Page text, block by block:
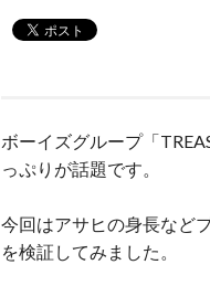
ボーイズグループ「
っぷりが話題です。
今回はアサヒの身長など
を検証してみました。